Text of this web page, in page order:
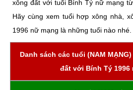
xông đất với tuổi Bính Tý nữ mạng
Hãy cùng xem tuổi hợp xông nhà,
1996 nữ mạng là những tuổi nào nhé.
Danh sách các tuổi (NAM
đất với Bính Tý 1996